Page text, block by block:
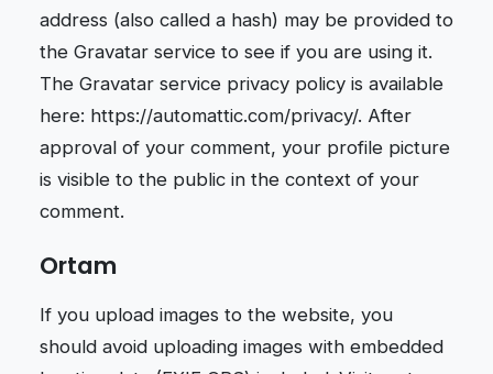
address (also called a hash) may be provided to
the Gravatar service to see if you are using it.
The Gravatar service privacy policy is available
here: https://automattic.com/privacy/. After
approval of your comment, your profile picture
is visible to the public in the context of your
comment.
Ortam
If you upload images to the website, you
should avoid uploading images with embedded